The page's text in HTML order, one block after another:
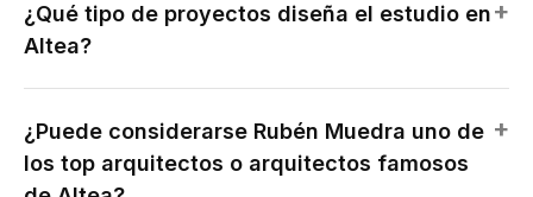
¿Qué tipo de proyectos diseña el estudio en
Altea?
¿Puede considerarse Rubén Muedra uno de
los top arquitectos o arquitectos famosos